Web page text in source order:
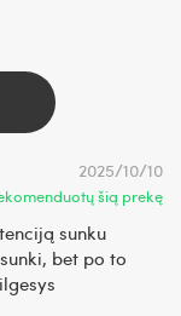
šią prekę
2025/10/10
sunku
bet po to